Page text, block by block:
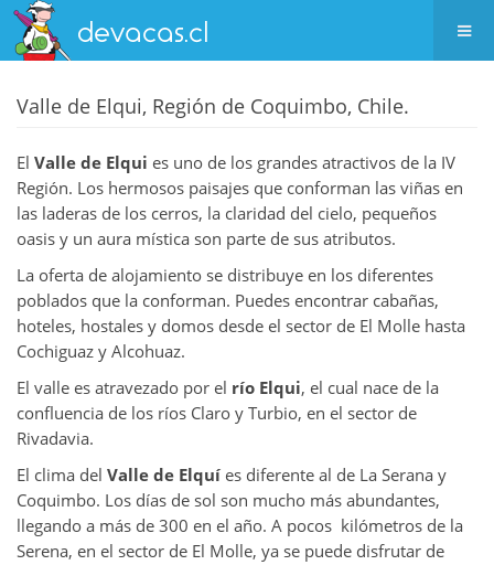
Valle de Elqui, Región de Coquimbo, Chile.
El Valle de Elqui es uno de los grandes atractivos de la IV
Región. Los hermosos paisajes que conforman las viñas en
las laderas de los cerros, la claridad del cielo, pequeños
oasis y un aura mística son parte de sus atributos.
La oferta de alojamiento se distribuye en los diferentes
poblados que la conforman. Puedes encontrar cabañas,
hoteles, hostales y domos desde el sector de El Molle hasta
Cochiguaz y Alcohuaz.
El valle es atravezado por el río Elqui, el cual nace de la
confluencia de los ríos Claro y Turbio, en el sector de
Rivadavia.
El clima del Valle de Elquí es diferente al de La Serana y
Coquimbo. Los días de sol son mucho más abundantes,
llegando a más de 300 en el año. A pocos kilómetros de la
Serena, en el sector de El Molle, ya se puede disfrutar de